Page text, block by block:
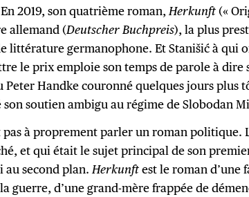
2019, son quatrième roman, Herkunft(«
allemand (Deutscher Buchpreis), la plus
littérature germanophone. Et Stanišić à qui
le prix emploie son temps de parole à dire
Peter Handke couronné quelques jours plus
soutien ambigu au régime de Slobodan
pas à proprement parler un roman politique.
et qui était le sujet principal de son
au second plan.Herkunftest le roman d’une
guerre, d’une grand-mère frappée de